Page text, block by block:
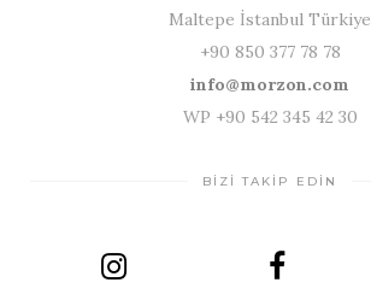
Maltepe İstanbul Türkiye
+90 850 377 78 78
info@morzon.com
WP +90 542 345 42 30
BİZİ TAKİP EDİN